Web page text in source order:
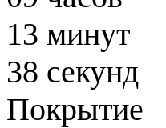
13 минут
37 секунд
Покрытие